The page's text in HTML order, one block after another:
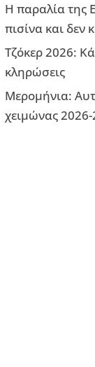
Η παραλία της
πισίνα και δεν
Τζόκερ 2026:
κληρώσεις
Μερομήνια:
χειμώνας